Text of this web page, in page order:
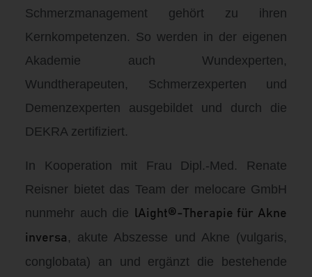
Schmerzmanagement gehört zu ihren
Kernkompetenzen. So werden in der eigenen
Akademie auch Wundexperten,
Wundtherapeuten, Schmerzexperten und
Demenzexperten ausgebildet und durch die
DEKRA zertifiziert.
In Kooperation mit Frau Dipl.-Med. Renate
Reisner bietet das Team der melocare GmbH
nunmehr auch die lAight®-Therapie für Akne
inversa , akute Abszesse und Akne (vulgaris,
conglobata) an und ergänzt die bestehende